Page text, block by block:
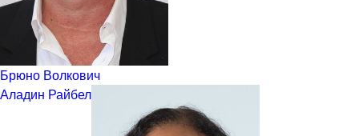
Брюно Волкович
Аладин Райбел